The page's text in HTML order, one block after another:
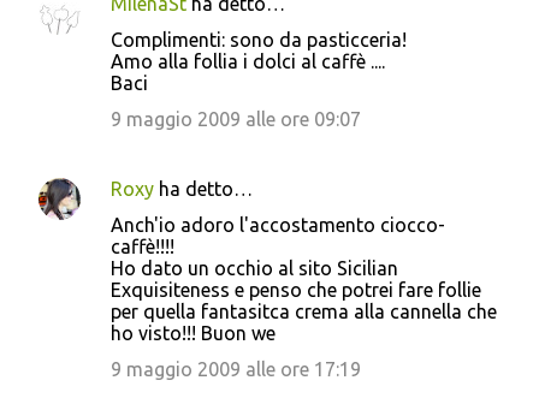
Complimenti: sono da pasticceria!
Amo alla follia i dolci al caffè ....
Baci
9 maggio 2009 alle ore 09:07
Roxy ha detto…
Anch'io adoro l'accostamento ciocco-
caffè!!!!
Ho dato un occhio al sito Sicilian
Exquisiteness e penso che potrei fare follie
per quella fantasitca crema alla cannella che
ho visto!!! Buon we
9 maggio 2009 alle ore 17:19